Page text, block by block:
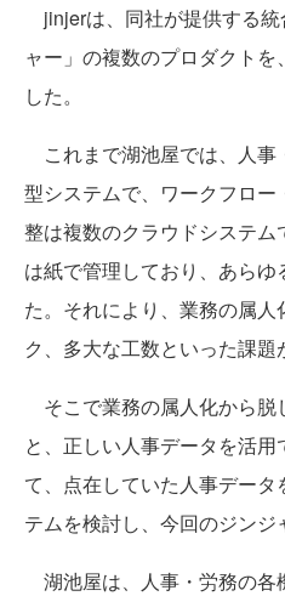
jinjerは、同社が提供する
ャー」の複数のプロダクト
した。
これまで湖池屋では、人事
型システムで、ワークフロ
整は複数のクラウドシステ
は紙で管理しており、あら
た。それにより、業務の属
ク、多大な工数といった課題
そこで​業務の属人化から脱
と、正しい人事データを活
て、点在していた人事デー
テムを検討し、今回のジンジ
湖池屋は、人事・労務の各